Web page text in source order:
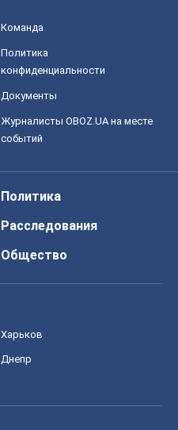
Команда
Политика
конфиденциальности
Документы
Журналисты OBOZ.UA на месте
событий
Политика
Расследования
Общество
Харьков
Днепр